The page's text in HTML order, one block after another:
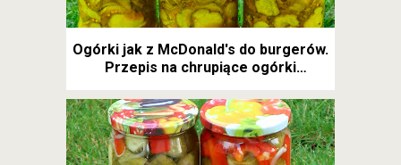
Ogórki jak z McDonald's do burgerów.
Przepis na chrupiące ogórki